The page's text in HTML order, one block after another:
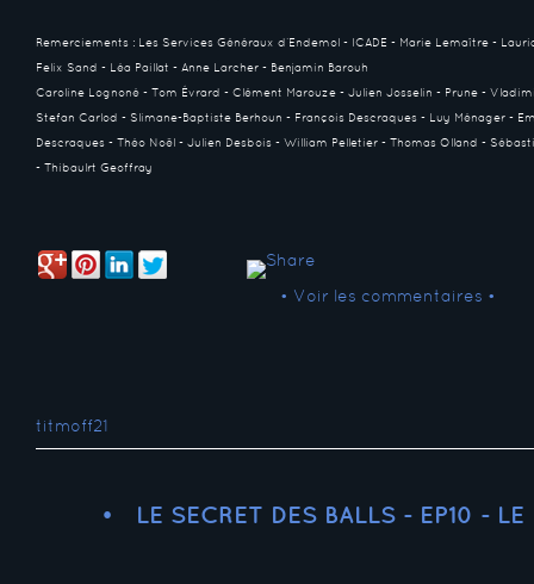
Remerciements : Les Services Généraux d’Endemol - ICADE - Marie Lemaître -
Felix Sand - Léa Paillat - Anne Larcher - Benjamin Barouh
Caroline Lognoné - Tom Évrard - Clément Marouze - Julien Josselin - Prune -
Stefan Carlod - Slimane-Baptiste Berhoun - François Descraques - Luy Ménager -
Descraques - Théo Noël - Julien Desbois - William Pelletier - Thomas Olland -
- Thibaulrt Geoffray
• Voir les commentaires •
titmoff21
LE SECRET DES BALLS - EP10 - LE